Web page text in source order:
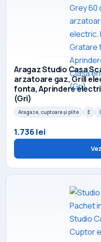
Aragaz Studio Casa
arzatoare gaz, Grill
fonta, Aprindere
(Gri)
Aragaze, cuptoare și plite E
1.736 lei